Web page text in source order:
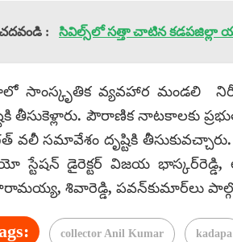
: సివిల్స్‌లో సత్తా చాటిన కడపజిల్లా
సాంస్కృతిక వ్యవహార మండలి
తీసుకెళ్లారు. పౌరాణిక నాటకాలకు
వలీ సమావేశం దృష్టికి
స్టేషన్ డైరెక్టర్ విజయ భాస్కర్‌రెడ్డి,
శివారెడ్డి, పవన్‌కుమార్‌లు
collector Anil Kumar kadapa